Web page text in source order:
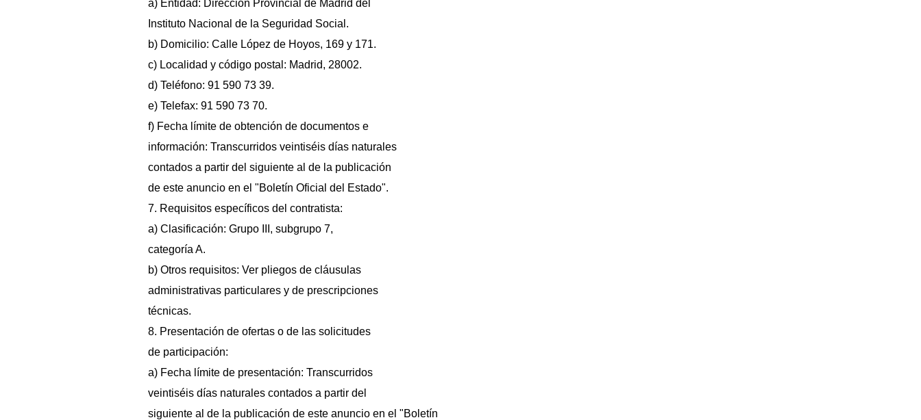
a) Entidad: Dirección Provincial de Madrid del
Instituto Nacional de la Seguridad Social.
b) Domicilio: Calle López de Hoyos, 169 y 171.
c) Localidad y código postal: Madrid, 28002.
d) Teléfono: 91 590 73 39.
e) Telefax: 91 590 73 70.
f) Fecha límite de obtención de documentos e
información: Transcurridos veintiséis días naturales
contados a partir del siguiente al de la publicación
de este anuncio en el "Boletín Oficial del Estado".
7. Requisitos específicos del contratista:
a) Clasificación: Grupo III, subgrupo 7,
categoría A.
b) Otros requisitos: Ver pliegos de cláusulas
administrativas particulares y de prescripciones
técnicas.
8. Presentación de ofertas o de las solicitudes
de participación:
a) Fecha límite de presentación: Transcurridos
veintiséis días naturales contados a partir del
siguiente al de la publicación de este anuncio en el "Boletín